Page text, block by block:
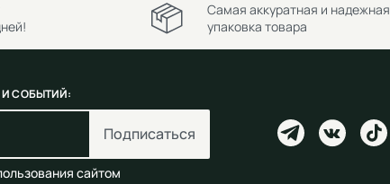
Самая аккуратная и надежная
упаковка товара
И СОБЫТИЙ:
Подписаться
сайтом